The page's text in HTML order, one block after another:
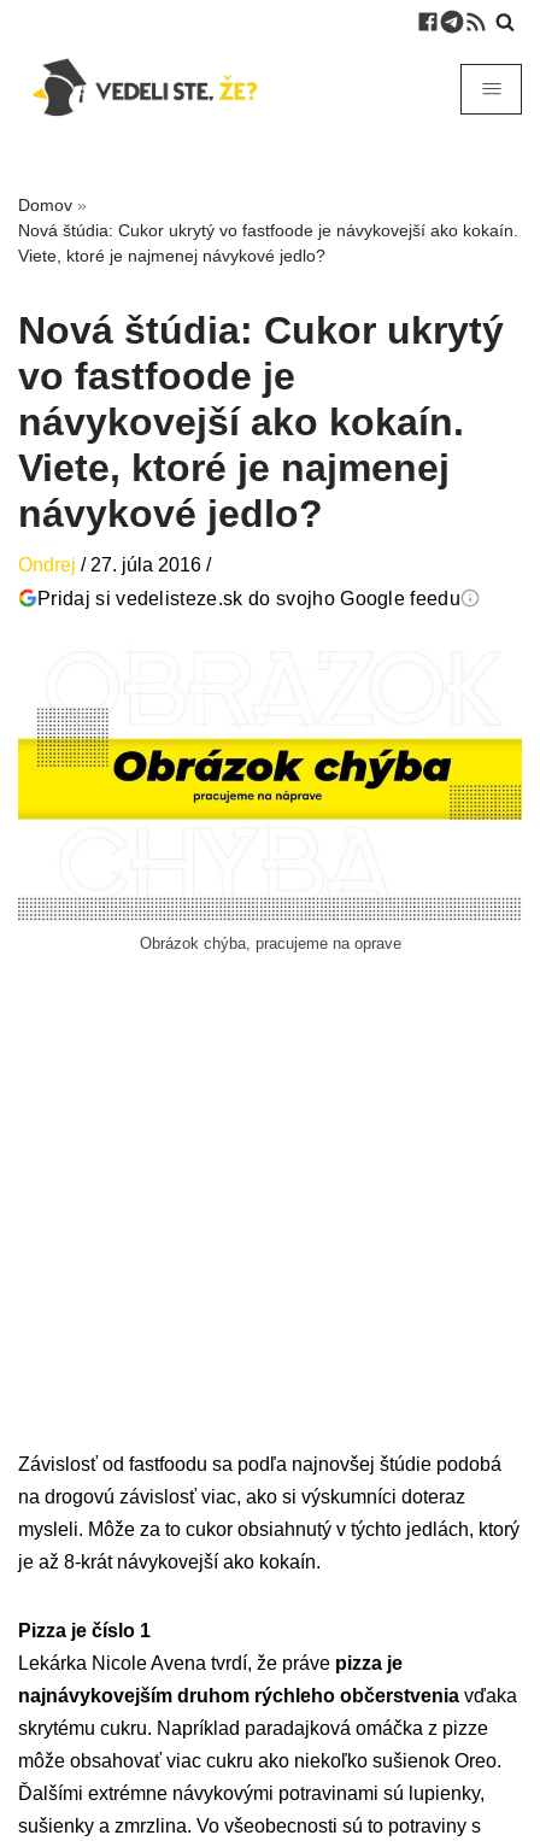
Domov »
Nová štúdia: Cukor ukrytý vo fastfoode je návykovejší ako kokaín.
Viete, ktoré je najmenej návykové jedlo?
Nová štúdia: Cukor ukrytý
vo fastfoode je
návykovejší ako kokaín.
Viete, ktoré je najmenej
návykové jedlo?
Ondrej / 27. júla 2016 /
Pridaj si vedelisteze.sk do svojho Google feedu
Obrázok chýba, pracujeme na oprave
Závislosť od fastfoodu sa podľa najnovšej štúdie podobá
na drogovú závislosť viac, ako si výskumníci doteraz
mysleli. Môže za to cukor obsiahnutý v týchto jedlách, ktorý
je až 8-krát návykovejší ako kokaín.
Pizza je číslo 1
Lekárka Nicole Avena tvrdí, že práve pizza je
najnávykovejším druhom rýchleho občerstvenia vďaka
skrytému cukru. Napríklad paradajková omáčka z pizze
môže obsahovať viac cukru ako niekoľko sušienok Oreo.
Ďalšími extrémne návykovými potravinami sú lupienky,
sušienky a zmrzlina. Vo všeobecnosti sú to potraviny s